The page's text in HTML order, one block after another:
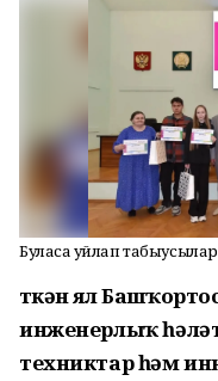
Буласаҡ уйлап
Үткән ял
инженерлыҡ
техниктар һәм